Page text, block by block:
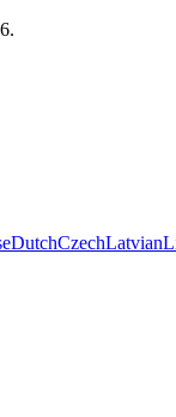
DutchCzechLatvian